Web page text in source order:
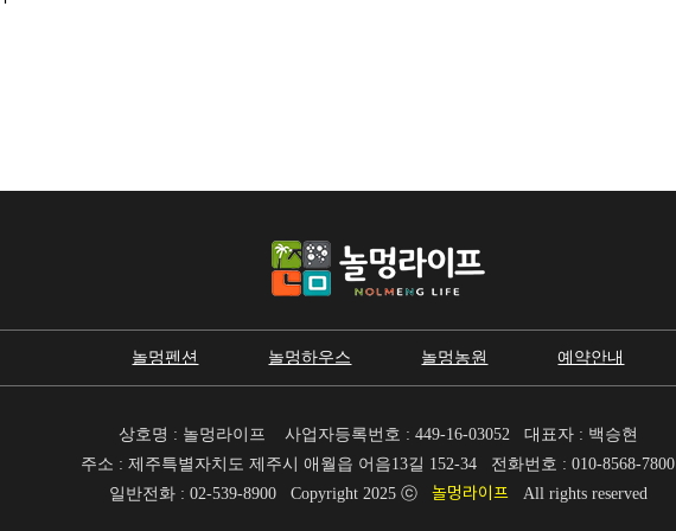
놀멍펜션 놀멍하우스 놀멍농원 예약안내
상호명 : 놀멍라이프
사업자등록번호 : 449-16-03052 대표자 : 백승현
주소 : 제주특별자치도 제주시 애월읍 어음13길 152-34 전화번호 : 010-8568-7800
일반전화 : 02-539-8900Copyright 2025 ⓒ 놀멍라이프 All rights reserved